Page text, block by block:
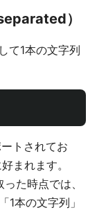
）
て1本の文字列
トされてお
まれます。
た時点では、
1本の文字列」